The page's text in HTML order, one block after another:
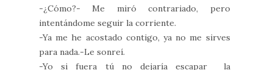
-¿Cómo?- Me miró contrariado, pero
intentándome seguir la corriente.
-Ya me he acostado contigo, ya no me sirves
para nada.-Le sonreí.
-Yo si fuera tú no dejaría escapar la